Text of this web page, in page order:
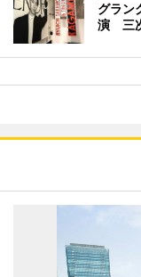
グラン
演 三